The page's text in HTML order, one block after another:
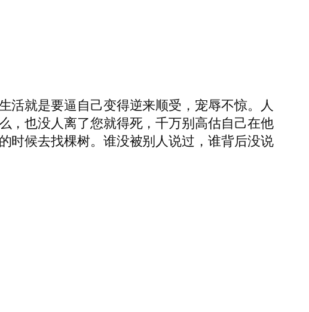
活就是要逼自己变得逆来顺受，宠辱不惊。人
，也没人离了您就得死，千万别高估自己在他
时候去找棵树。谁没被别人说过，谁背后没说